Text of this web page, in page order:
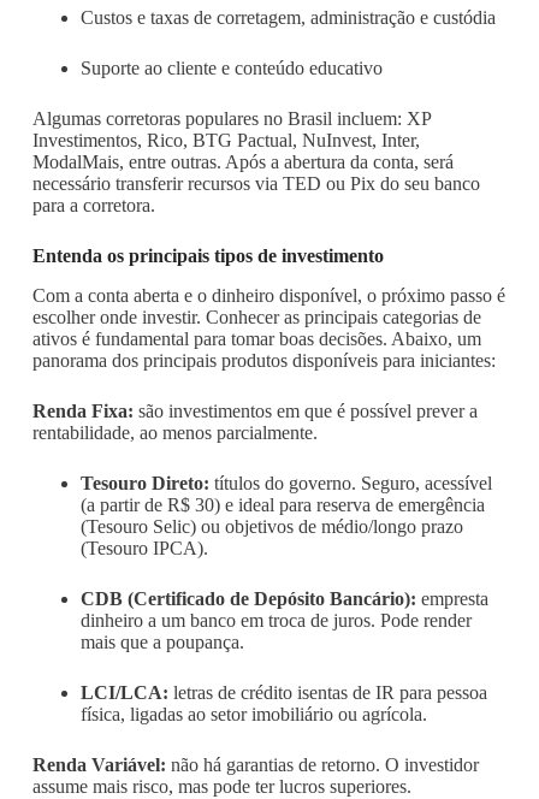
Custos e taxas de corretagem, administração e custódia
Suporte ao cliente e conteúdo educativo
Algumas corretoras populares no Brasil incluem: XP
Investimentos, Rico, BTG Pactual, NuInvest, Inter,
ModalMais, entre outras. Após a abertura da conta, será
necessário transferir recursos via TED ou Pix do seu banco
para a corretora.
Entenda os principais tipos de investimento
Com a conta aberta e o dinheiro disponível, o próximo passo é
escolher onde investir. Conhecer as principais categorias de
ativos é fundamental para tomar boas decisões. Abaixo, um
panorama dos principais produtos disponíveis para iniciantes:
Renda Fixa: são investimentos em que é possível prever a
rentabilidade, ao menos parcialmente.
Tesouro Direto: títulos do governo. Seguro, acessível
(a partir de R$ 30) e ideal para reserva de emergência
(Tesouro Selic) ou objetivos de médio/longo prazo
(Tesouro IPCA).
CDB (Certificado de Depósito Bancário): empresta
dinheiro a um banco em troca de juros. Pode render
mais que a poupança.
LCI/LCA: letras de crédito isentas de IR para pessoa
física, ligadas ao setor imobiliário ou agrícola.
Renda Variável: não há garantias de retorno. O investidor
assume mais risco, mas pode ter lucros superiores.